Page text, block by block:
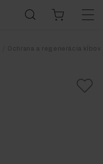
Ochrana a regenerácia kĺbov